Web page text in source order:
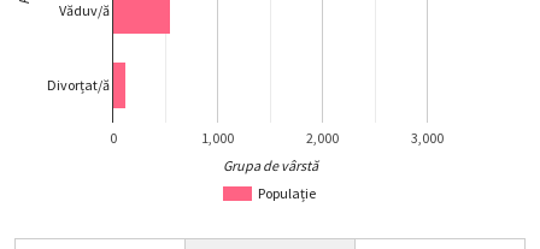
Populație
0 1,000 2,000 3,000
Văduv/ă
Divorțat/ă
Grupa de vârstă